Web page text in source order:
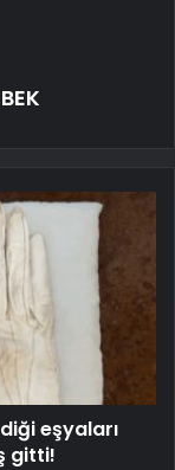
eşyaları
gitti!